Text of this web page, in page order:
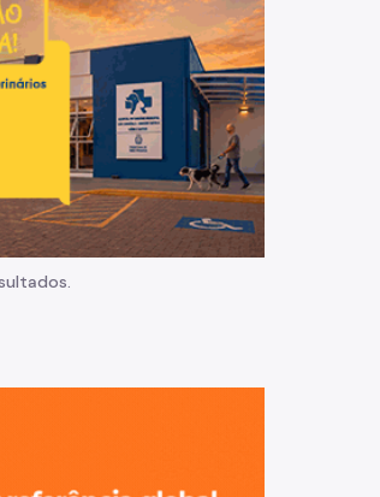
e procedimentos